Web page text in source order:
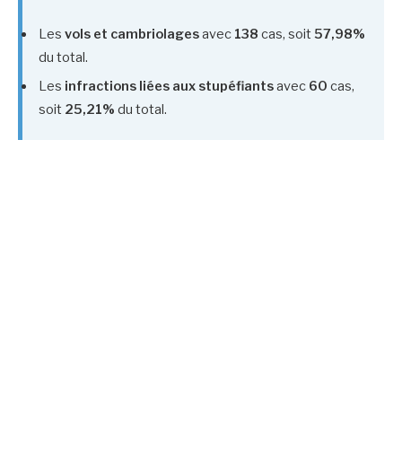
Les vols et cambriolagesavec 138 cas, soit 57,98%
du total.
Les infractions liées aux stupéfiantsavec 60 cas,
soit 25,21% du total.